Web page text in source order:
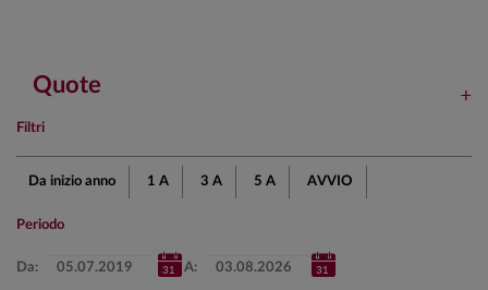
Quote
Filtri
Da inizio anno 1 A 3 A 5 A AVVIO
Periodo
Da: A: